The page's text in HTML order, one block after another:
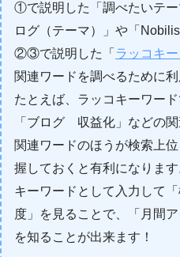
①で説明した「調べたいテ
ログ（テーマ）」や「
②③で説明した「 ラッコキ
関連ワードを調べるために利
たとえば、ラッコキーワー
「ブログ 収益化」などの関
関連ワードのほうが検索上
握しておくと有利になります
キーワードとして入力して
度」を見ることで、「月間
を知ることが出来ます！